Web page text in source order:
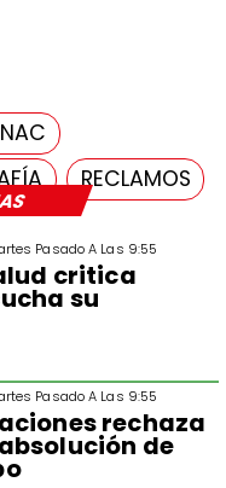
Pasado A Las 9:55
critica
su
Pasado A Las 9:55
rechaza
de
RECLAMOS